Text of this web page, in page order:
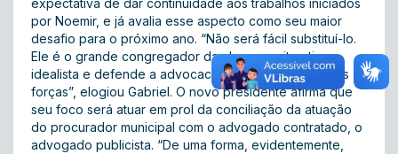
expectativa de dar continuidade aos trabalhos iniciados
por Noemir, e já avalia esse aspecto como seu maior
desafio para o próximo ano. “Não será fácil substituí-lo.
Ele é o grande congregador da classe, muito ativo,
idealista e defende a advocacia pública com todas as
forças”, elogiou Gabriel. O novo presidente afirma que
seu foco será atuar em prol da conciliação da atuação
do procurador municipal com o advogado contratado, o
advogado publicista. “De uma forma, evidentemente,